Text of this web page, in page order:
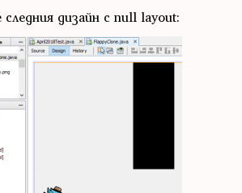
дизайн с null layout: